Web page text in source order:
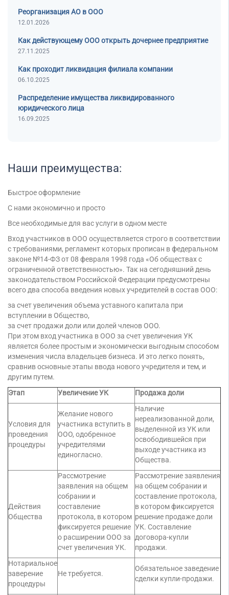
На УСН
С долгами
Без долгов
С НДС
С историей и оборотами
ИТ-компании
Готовые фирмы по недвижимости
Бухгалтерские компании
Проектные компании
Туристические фирмы
Торговые компании
Страховые компании
Регистрация НКО
Внесение в реестр МФО
Услуга банкротства
Банкротство компании
Банкротство ООО
Банкротство ИП
Банкротство фирмы
Реорганизация АО в ООО
12.01.2026
Как действующему ООО открыть дочернее предприятие
27.11.2025
Как проходит ликвидация филиала компании
06.10.2025
Распределение имущества ликвидированного
юридического лица
16.09.2025
Наши преимущества:
Быстрое оформление
С нами экономично и просто
Все необходимые для вас услуги в одном месте
Вход участников в ООО осуществляется строго в соответствии
с требованиями, регламент которых прописан в федеральном
законе №14-ФЗ от 08 февраля 1998 года «Об обществах с
ограниченной ответственностью». Так на сегодняшний день
законодательством Российской Федерации предусмотрены
всего два способа введения новых учредителей в состав ООО:
за счет увеличения объема уставного капитала при
вступлении в Общество,
за счет продажи доли или долей членов ООО.
При этом вход участника в ООО за счет увеличения УК
является более простым и экономически выгодным способом
изменения числа владельцев бизнеса. И это легко понять,
сравнив основные этапы ввода нового учредителя и тем, и
другим путем.
Этап
Увеличение УК Продажа доли
Условия для
проведения
процедуры
Желание нового
участника вступить в
ООО, одобренное
учредителями
единогласно.
Наличие
нереализованной доли,
выделенной из УК или
освободившейся при
выходе участника из
Общества.
Действия
Общества
Рассмотрение
заявления на общем
собрании и
составление
протокола, в котором
фиксируется решение
о расширении ООО за
счет увеличения УК.
Рассмотрение заявления
на общем собрании и
составление протокола,
в котором фиксируется
решение продаже доли
УК. Составление
договора-купли
продажи.
Нотариальное
заверение
процедуры
Не требуется.
Обязательное заведение
сделки купли-продажи.